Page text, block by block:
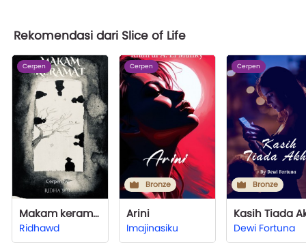
Rekomendasi dari Slice of Life
Cerpen
Makam keramat
Ridhawd
Cerpen
Bronze
Arini
Imajinasiku
Cerpen
Bronze
Dewi Fortuna